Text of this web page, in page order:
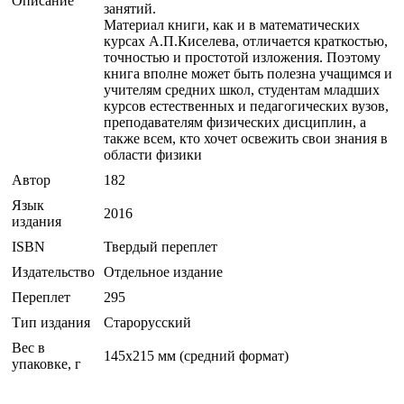
занятий.
Материал книги, как и в математических
курсах А.П.Киселева, отличается краткостью,
точностью и простотой изложения. Поэтому
книга вполне может быть полезна учащимся и
учителям средних школ, студентам младших
курсов естественных и педагогических вузов,
преподавателям физических дисциплин, а
также всем, кто хочет освежить свои знания в
области физики
Автор
182
Язык
издания
2016
ISBN
Твердый переплет
Издательство Отдельное издание
Переплет
295
Тип издания
Старорусский
Вес в
упаковке, г
145х215 мм (средний формат)